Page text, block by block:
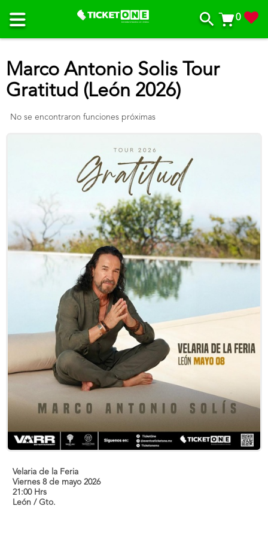
0
Marco Antonio Solis Tour
Gratitud (León 2026)
No se encontraron funciones próximas
Velaria de la Feria
Viernes 8 de mayo 2026
21:00 Hrs
León / Gto.